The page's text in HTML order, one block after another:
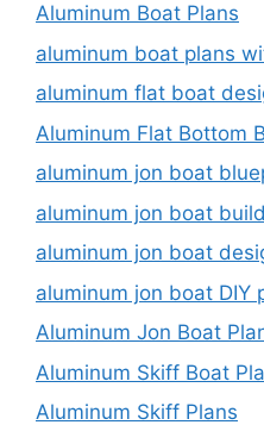
Aluminum Boat Plans
aluminum boat plans
aluminum flat boat
Aluminum Flat Bottom
aluminum jon boat
aluminum jon boat
aluminum jon boat
aluminum jon boat DIY
Aluminum Jon Boat
Aluminum Skiff Boat
Aluminum Skiff Plans